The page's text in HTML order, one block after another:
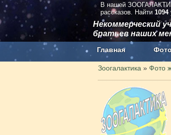
В нашей
рассказов. Найти 1094
Некоммерческий
братьев наших
Главная
Наши приложения.
Зоогалактика » Фото